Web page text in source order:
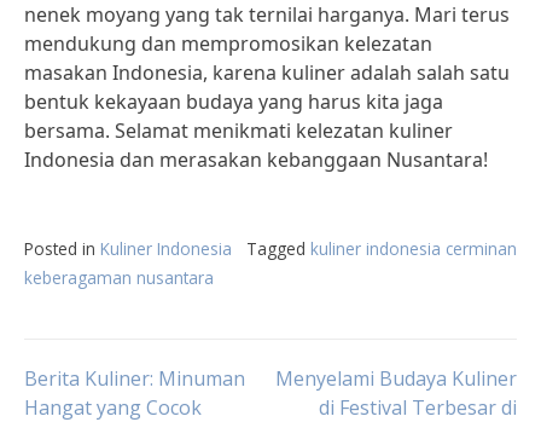
nenek moyang yang tak ternilai harganya. Mari terus
mendukung dan mempromosikan kelezatan
masakan Indonesia, karena kuliner adalah salah satu
bentuk kekayaan budaya yang harus kita jaga
bersama. Selamat menikmati kelezatan kuliner
Indonesia dan merasakan kebanggaan Nusantara!
Posted in Kuliner Indonesia Tagged kuliner indonesia cerminan
keberagaman nusantara
Post
Berita Kuliner: Minuman
Hangat yang Cocok
Menyelami Budaya Kuliner
di Festival Terbesar di